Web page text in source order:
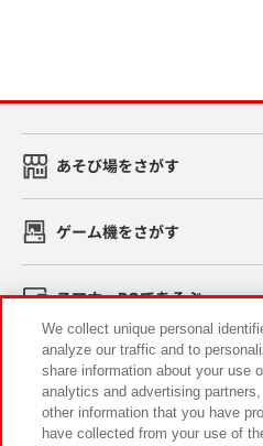
あそび場をさがす
ゲーム機をさがす
スマホ・PCであそぶ
イベント・キャンペーン
We collect unique personal
analyze our traffic and to
share information about your use
analytics and advertising
other information that you have
have collected from your use of